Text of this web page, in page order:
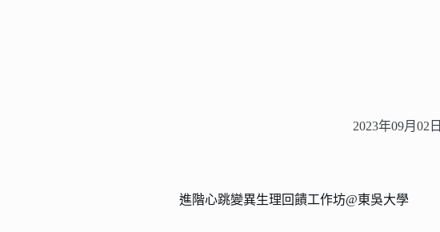
2023年09月02日
進階心跳變異生理回饋工作坊@東吳大學